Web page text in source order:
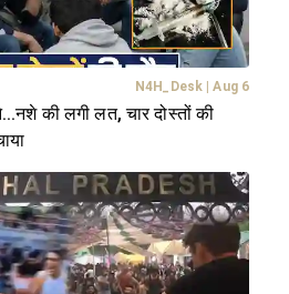
N4H_Desk Aug 6
की लगी लत, चार दोस्तों की